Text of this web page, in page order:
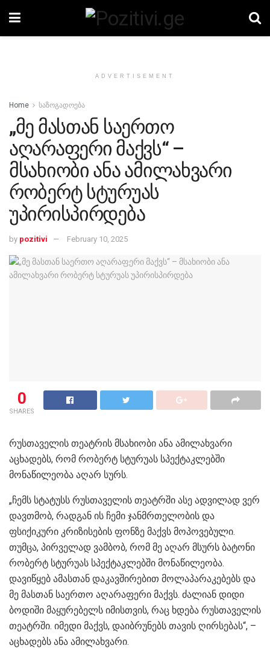
ADVERTISEMENT
Home საზოგადოება
„მე მასთან საერთო
აღარაფერი მაქვს“ –
მსახიობი ანა ამილახვარი
რობერტ სტურუას
უპირისპირდება
by pozitivi February 10, 2025
0
SHARES
რუსთაველის თეატრის მსახიობი ანა ამილახვარი
აცხადებს, რომ რობერტ სტურუას სპექტაკლებში
მონაწილეობა აღარ სურს.
„ჩემს სტატუსს რუსთაველის თეატრში ასე ადვილად ვერ
დავთმობ, რადგან ის ჩემი ჯანმრთელობის და
ფსიქიკური კრიზისების ფონზე მაქვს მოპოვებული.
თუმცა, პირველად ვამბობ, რომ მე აღარ მსურს ბატონი
რობერტ სტურუას სპექტაკლებში მონაწილეობა.
დავიწყებ ამასთან დაკავშირებით მოლაპარაკებებს და
მე მასთან საერთო აღარაფერი მაქვს. ძალიან დიდი
ბოდიში მაყურებელს იმისთვის, რაც ხდება რუსთაველის
თეატრში. იმედი მაქვს, დაიბრუნებს თავის ღირსებას“, –
აცხადებს ანა ამილახვარი.